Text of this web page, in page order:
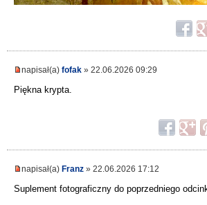
napisał(a) fofak » 22.06.2026 09:29
Piękna krypta.
napisał(a) Franz » 22.06.2026 17:12
Suplement fotograficzny do poprzedniego